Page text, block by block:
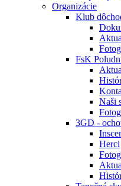
Organizácie
Klub
FsK
Naši
3GD -
Herci